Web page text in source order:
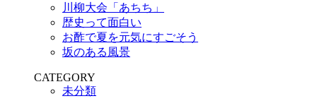
川柳大会「あちち」
歴史って面白い
お酢で夏を元気にすごそう
坂のある風景
CATEGORY
未分類